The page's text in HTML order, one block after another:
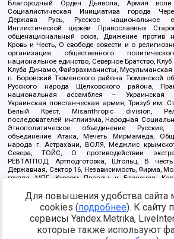
Благородный Орден Дьявола, Армия воли
Социалистическая Инициатива города
Держава Русь, Русское национальное
Инглистической церкви Православных
общенациональный союз, Движение против
Кровь и Честь, О свободе совести и о
организация общественного
национальное единство, Северное Братство,
Клуба Динамо, Файзрахманисты, Мусульманская
п. Боровский Тюменского района Тюменской
Русского народа Щелковского района,
национальная ассамблея – Украинская
Украинская повстанческая армия, Тризуб им.
Белый Крест, Misanthropic division,
последователей инглиизма, Народная
Этнополитическое объединение Русские,
объединение Атака, Мечеть Мирмамеда,
народа г. Астрахани, ВОЛЯ, Меджлис
Севера, ТОЙС, О противодействии
РЕВТАТПОД, Артподготовка, Штольц, В
Державная, Сектор 16, Независимость, Фирма,
группа МПГ, Курсом Правды и Единения,
Благотворительный пансионат Ак Умут,
Арестантское уголовное единство, Башкорт,
Дафа, Иртыш Ultras, Русский
Сибирский державный союз, Фонд борьбы с
граждан, Штабы Навального, Совет граждан
Краснодара
Для повышения удобства сайта
cookies (подробнее). К сайту
сервисы Yandex.Metrika,
которые также используют